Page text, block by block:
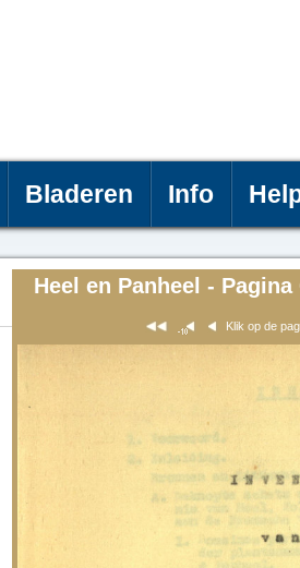
Bladeren Info
Heel en Panheel - Pagina
Klik op de